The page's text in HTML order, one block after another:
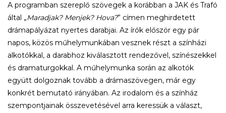
A programban szereplő szövegek a korábban a JAK és Trafó
által „Maradjak? Menjek? Hova?” címen meghirdetett
drámapályázat nyertes darabjai. Az írók először egy pár
napos, közös műhelymunkában vesznek részt a színházi
alkotókkal, a darabhoz kiválasztott rendezővel, színészekkel
és dramaturgokkal. A műhelymunka során az alkotók
együtt dolgoznak tovább a drámaszövegen, már egy
konkrét bemutató irányában. Az irodalom és a színház
szempontjainak összevetésével arra keressük a választ,